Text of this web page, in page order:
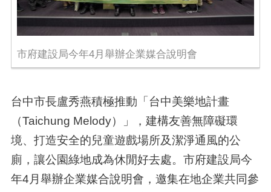
市府建設局今年4月舉辦企業媒合說明會
台中市長盧秀燕積極推動「台中美樂地計畫
（Taichung Melody）」，建構友善無障礙環
境、打造安全的兒童遊戲場所及潔淨通風的公
廁，讓公園綠地成為休閒好去處。市府建設局今
年4月舉辦企業媒合說明會，邀集在地企業共同參